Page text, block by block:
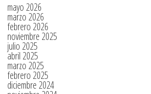
mayo 2026
marzo 2026
febrero 2026
noviembre 2025
julio 2025
abril 2025
marzo 2025
febrero 2025
diciembre 2024